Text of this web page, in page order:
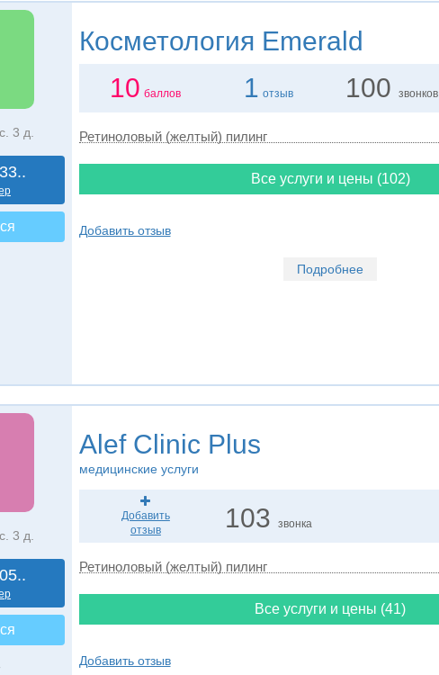
3 д.
Косметология Emerald
10 баллов 1 отзыв 100 звонков
Ретиноловый (желтый) пилинг
Все услуги и цены (102)
Добавить отзыв
Подробнее
3 д.
Alef Clinic Plus
медицинские услуги
Добавить
отзыв
103звонка
Ретиноловый (желтый) пилинг
Все услуги и цены (41)
Добавить отзыв